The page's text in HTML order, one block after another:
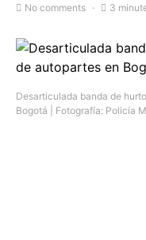
No comments 3
Desarticulada banda de
Bogotá | Fotografía: Policía